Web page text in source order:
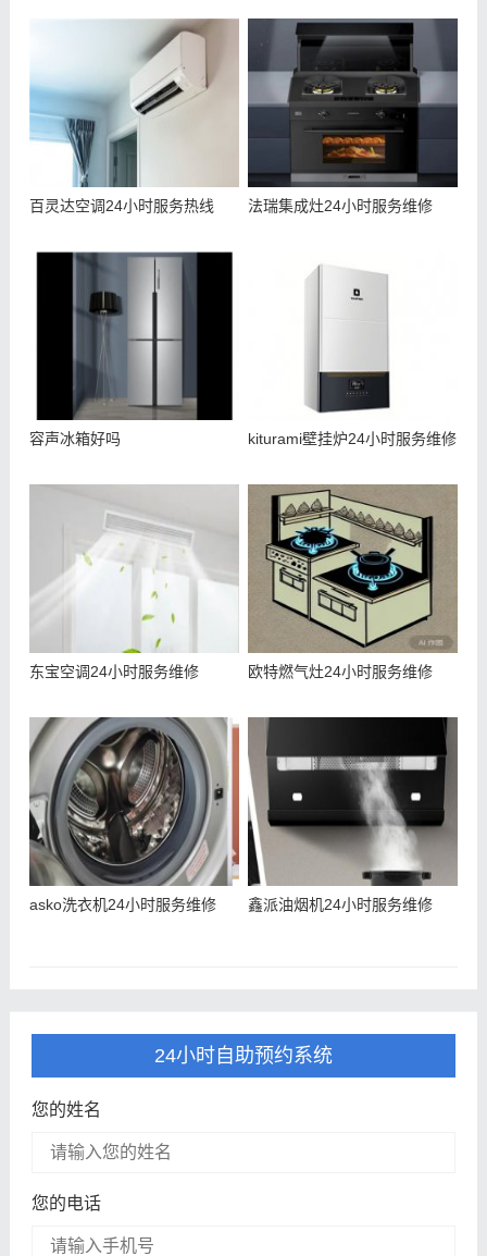
百灵达空调24小时服务热线 法瑞集成灶24小时服务维修
容声冰箱好吗 kiturami壁挂炉24小时服务维修
东宝空调24小时服务维修 欧特燃气灶24小时服务维修
asko洗衣机24小时服务维修 鑫派油烟机24小时服务维修
24小时自助预约系统
您的姓名
您的电话